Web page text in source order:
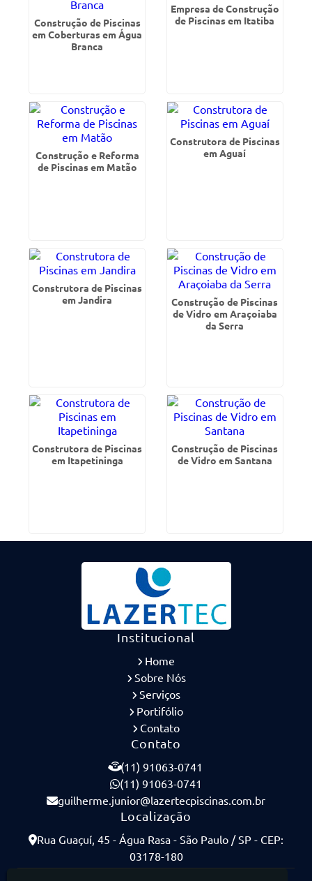
Construção de Piscinas
em Coberturas em Água
Branca
Empresa de Construção
de Piscinas em Itatiba
Construção e Reforma
de Piscinas em Matão
Construtora de Piscinas
em Aguaí
Construtora de Piscinas
em Jandira
Construção de Piscinas
de Vidro em Araçoiaba
da Serra
Construtora de Piscinas
em Itapetininga
Construção de Piscinas
de Vidro em Santana
Institucional
Home
Sobre Nós
Serviços
Portifólio
Contato
Contato
(11) 91063-0741
(11) 91063-0741
guilherme.junior@lazertecpiscinas.com.br
Localização
Rua Guaçuí, 45 - Água Rasa - São Paulo / SP - CEP:
03178-180